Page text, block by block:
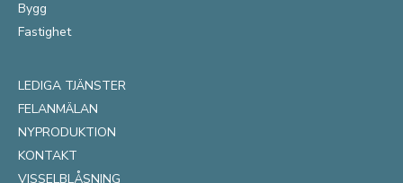
Bygg
Fastighet
LEDIGA TJÄNSTER
FELANMÄLAN
NYPRODUKTION
KONTAKT
VISSELBLÅSNING